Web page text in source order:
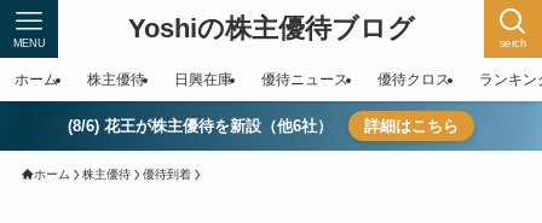
Yoshiの株主優待ブログ serch
MENU
ホーム 株主優待 日興在庫 優待ニュース 優待クロス ランキン
(8/6) 花王が株主優待を新設（他6社） 詳細はこちら
ホーム 株主優待 優待到着